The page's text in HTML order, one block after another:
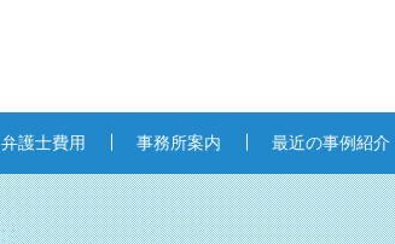
弁護士費用 事務所案内 最近の事例紹介